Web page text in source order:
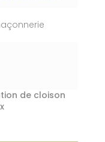
de cloison